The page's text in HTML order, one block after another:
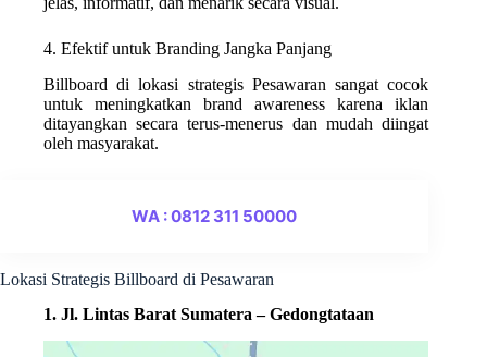
4. Efektif untuk Branding Jangka Panjang
Billboard di lokasi strategis Pesawaran sangat cocok
untuk meningkatkan brand awareness karena iklan
ditayangkan secara terus-menerus dan mudah diingat
oleh masyarakat.
WA : 0812 311 50000
Lokasi Strategis Billboard di Pesawaran
1. Jl. Lintas Barat Sumatera – Gedongtataan